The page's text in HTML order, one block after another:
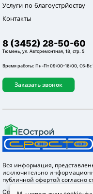
Услуги по благоустрйоству
Контакты
8 (3452) 28-50-60
Тюмень, ул. Авторемонтная, 18, стр. 5
Время работы: Пн-Пт 09:00-18:00, Сб-Вс
Заказать звонок
Вся информация,
исключительно
публичной офертой согласно
Copyright © 2012-2026